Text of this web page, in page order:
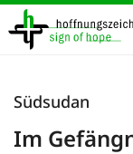
Direkt
zum
Inhalt
Südsudan
Im